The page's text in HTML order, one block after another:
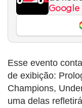
Google
Esse evento
de exibição:
Champions,
uma delas